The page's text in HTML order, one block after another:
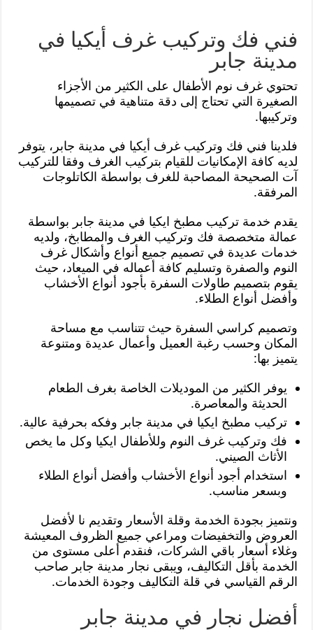
فني فك وتركيب غرف أيكيا في
مدينة جابر
تحتوي غرف نوم الأطفال على الكثير من الأجزاء
الصغيرة التي تحتاج إلى دقة متناهية في تصميمها
وتركيبها.
فلدينا فني فك وتركيب غرف أيكيا في مدينة جابر، يتوفر
لديه كافة الإمكانيات للقيام بتركيب الغرف وفقا للتركيب
آت الصحيحة المصاحبة للغرف بواسطة الكاتلوجات
المرفقة.
يقدم خدمة تركيب مطبخ ايكيا في مدينة جابر بواسطة
عمالة متخصصة فك وتركيب الغرف والمطابخ، ولديه
خدمات عديدة في تصميم جميع أنواع وأشكال غرف
النوم والصفرة وتسليم كافة أعماله في الميعاد، حيث
يقوم بتصميم طاولات السفرة بأجود أنواع الأخشاب
وأفضل أنواع الطلاء.
وتصميم كراسي السفرة حيث تتناسب مع مساحة
المكان وحسب رغبة العميل وأعمال عديدة ومتنوعة
يتميز بها:
يوفر الكثير من الموديلات الخاصة بغرف الطعام
الحديثة والمعاصرة.
تركيب مطبخ ايكيا في مدينة جابر وفكه بحرفية عالية.
فك وتركيب غرف النوم وللأطفال ايكيا وكل ما يخص
الأثاث الصيني.
استخدام أجود أنواع الأخشاب وأفضل أنواع الطلاء
وبسعر مناسب.
ونتميز بجودة الخدمة وقلة الأسعار وتقديم نا لأفضل
العروض والتخفيضات ومراعي جميع الظروف المعيشة
وغلاء أسعار باقي الشركات، فنقدم أعلى مستوى من
الخدمة بأقل التكاليف، ويبقى نجار مدينة جابر صاحب
الرقم القياسي في قلة التكاليف وجودة الخدمات.
أفضل نجار في مدينة جابر